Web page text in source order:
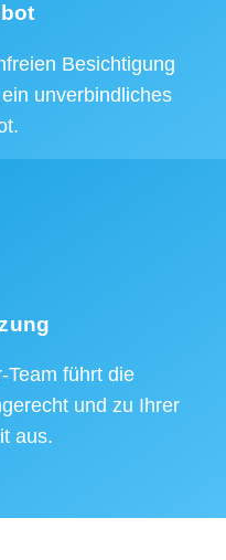
Besichtigung
unverbindliches
Team führt die
und zu Ihrer
aus.